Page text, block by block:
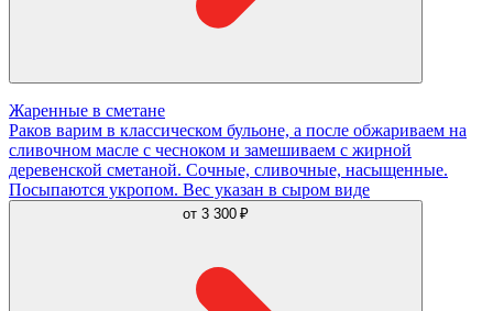
Жаренные в сметане
Раков варим в классическом бульоне, а после обжариваем на
сливочном масле с чесноком и замешиваем с жирной
деревенской сметаной. Сочные, сливочные, насыщенные.
Посыпаются укропом. Вес указан в сыром виде
от 3 300 ₽